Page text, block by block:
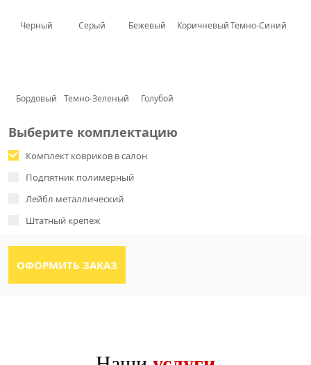
Черный Серый Бежевый КоричневыйТемно-Синий
Бордовый Темно-Зеленый Голубой
Выберите комплектацию
Комплект ковриков в салон
Подпятник полимерный
Лейбл металлический
Штатный крепеж